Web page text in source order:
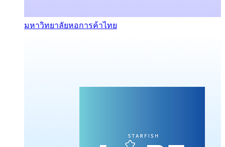
มหาวิทยาลัยหอการค้าไทย